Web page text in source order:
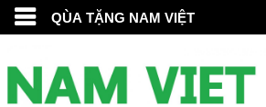
QÙA TẶNG NAM VIỆT